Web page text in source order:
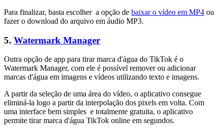
Para finalizar, basta escolher a opção de baixar o vídeo em MP4 ou
fazer o download do arquivo em áudio MP3.
5. Watermark Manager
Outra opção de app para tirar marca d'água do TikTok é o
Watermark Manager, com ele é possível remover ou adicionar
marcas d'água em imagens e vídeos utilizando texto e imagens.
A partir da seleção de uma área do vídeo, o aplicativo consegue
eliminá-la logo a partir da interpolação dos pixels em volta. Com
uma interface bem simples e totalmente gratuita, o aplicativo
permite tirar marca d'água TikTok online em segundos.